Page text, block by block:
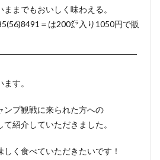
までもおいしく味わえる。
＝は200㌘入り1050円で販
す。
ンプ観戦に来られた方への
紹介していただきました。
く食べていただきたいです！